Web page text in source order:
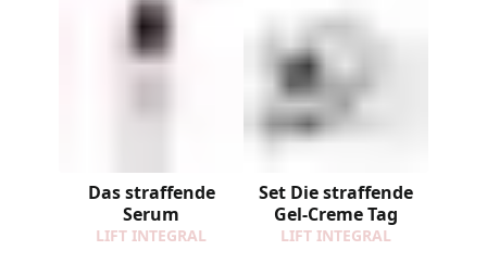
Das straffende
Serum
LIFT INTEGRAL
Set Die straffende
Gel-Creme Tag
LIFT INTEGRAL